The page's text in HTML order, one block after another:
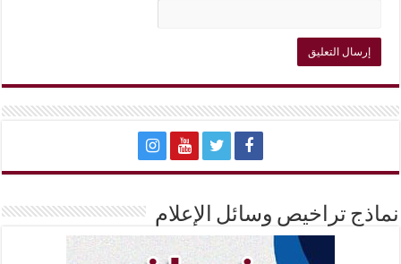
نماذج تراخيص وسائل الإعلام